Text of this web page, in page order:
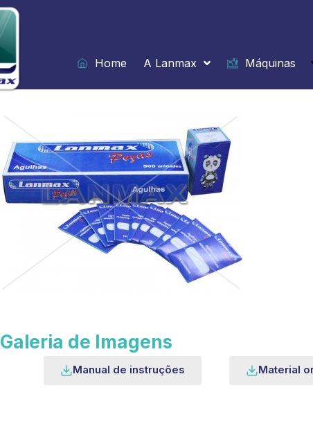
Ir
para
o
conteúdo
Home
A Lanmax Máquinas
Galeria de Imagens
Manual de instruções Material